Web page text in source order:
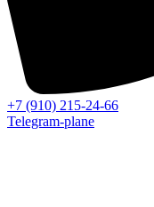
+7 (910) 215-24-66
Telegram-plane